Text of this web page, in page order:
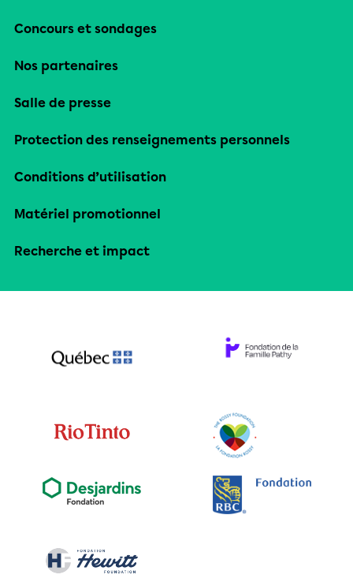
Concours et sondages
Nos partenaires
Salle de presse
Protection des renseignements personnels
Conditions d’utilisation
Matériel promotionnel
Recherche et impact